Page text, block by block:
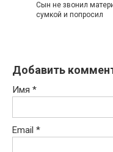
Сын не звонил
сумкой и попросил
Добавить
Имя *
Email *